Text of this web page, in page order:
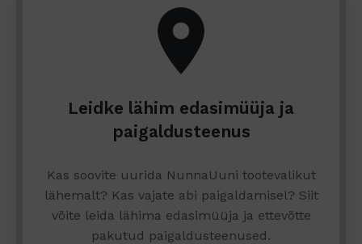
Leidke lähim edasimüüja ja
paigaldusteenus
Kas soovite uurida NunnaUuni tootevalikut
lähemalt? Kas vajate abi paigaldamisel? Siit
võite leida lähima edasimüüja ja ettevõtte
pakutud paigaldusteenused.